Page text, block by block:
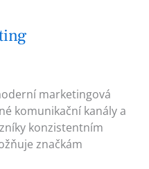
marketingová
komunikační kanály a
konzistentním
značkám